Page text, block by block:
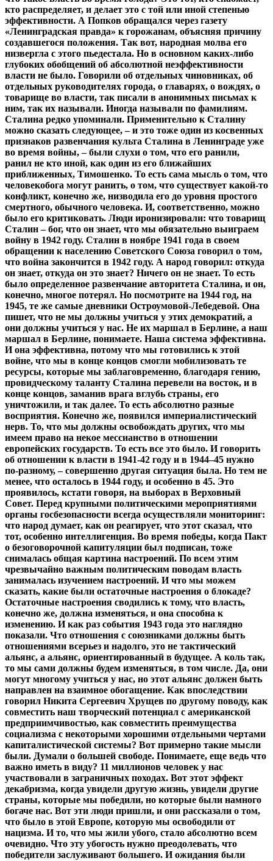
кто распределяет, и делает это с той или иной степенью
эффективности. А Попков обращался через газету
«Ленинградская правда» к горожанам, объясняя причину
создавшегося положения. Так вот, народная молва его
низвергла с этого пьедестала. Но в основном каких-либо
глубоких обобщений об абсолютной неэффективности
власти не было. Говорили об отдельных чиновниках, об
отдельных руководителях города, о главарях, о вождях, о
товарище во власти, так писали в анонимных письмах к
ним, так их называли. Иногда называли по фамилиям.
Сталина редко упоминали. Применительно к Сталину
можно сказать следующее, – и это тоже один из косвенных
признаков развенчания культа Сталина в Ленинграде уже
во время войны, – были слухи о том, что его ранили,
ранил не кто иной, как один из его ближайших
приближенных, Тимошенко. То есть сама мысль о том, что
человекобога могут ранить, о том, что существует какой-то
конфликт, конечно же, низводила его до уровня простого
смертного, обычного человека. И, соответственно, можно
было его критиковать. Люди иронизировали: что товарищ
Сталин – бог, что он знает, что мы обязательно выиграем
войну в 1942 году. Сталин в ноябре 1941 года в своем
обращении к населению Советского Союза говорил о том,
что война закончится в 1942 году. А народ говорил: откуда
он знает, откуда он это знает? Ничего он не знает. То есть
было определенное развенчание авторитета Сталина, и он,
конечно, многое потерял. Но посмотрите на 1944 год, на
1945, те же самые дневники Остроумовой-Лебедевой. Она
пишет, что не мы должны учиться у этих демократий, а
они должны учиться у нас. Не их маршал в Берлине, а наш
маршал в Берлине, понимаете. Наша система эффективна.
И она эффективна, потому что мы готовились к этой
войне, что мы в конце концов смогли мобилизовать те
ресурсы, которые мы заблаговременно, благодаря гению,
провидческому таланту Сталина перевели на восток, и в
конце концов, заманив врага вглубь страны, его
уничтожили, и так далее. То есть абсолютно разные
восприятия. Конечно же, появился империалистический
нерв. То, что мы должны освобождать других, что мы
имеем право на некое мессианство в отношении
европейских государств. То есть все это было. И говорить
об отношении к власти в 1941-42 году и в 1944–45 нужно
по-разному, – совершенно другая ситуация была. Но тем не
менее, что осталось в 1944 году, и особенно в 45. Это
проявилось, кстати говоря, на выборах в Верховный
Совет. Перед крупными политическими мероприятиями
органы госбезопасности всегда осуществляли мониторинг:
что народ думает, как он реагирует, что этот сказал, что
тот, особенно интеллигенция. Во время победы, когда Пакт
о безоговорочной капитуляции был подписан, тоже
снималась общая картина настроений. По всем этим
чрезвычайно важным политическим поводам власть
занималась изучением настроений. И что мы можем
сказать, какие были остаточные настроения о блокаде?
Остаточные настроения сводились к тому, что власть,
конечно же, должна изменяться, и она способна к
изменению. И как раз события 1943 года это наглядно
показали. Что отношения с союзниками должны быть
отношениями всерьез и надолго, это не тактический
альянс, а альянс, ориентированный в будущее. А коль так,
то мы сами должны будем изменяться, в том числе. Да, они
могут многому учиться у нас, но этот альянс должен быть
направлен на взаимное обогащение. Как впоследствии
говорил Никита Сергеевич Хрущев по другому поводу, как
совместить наш творческий потенциал с американской
предприимчивостью, как совместить преимущества
социализма с некоторыми хорошими отдельными чертами
капиталистической системы? Вот примерно такие мысли
были. Думали о большей свободе. Понимаете, еще ведь что
важно иметь в виду? 11 миллионов человек у нас
участвовали в заграничных походах. Вот этот эффект
декабризма, когда увидели другую жизнь, увидели другие
страны, которые мы победили, но которые были намного
богаче нас. Вот эти люди пришли, и они рассказали о том,
что было в этой Европе, которую мы освободили от
нацизма. И то, что мы жили убого, стало абсолютно всем
очевидно. Что эту убогость нужно преодолевать, что
победители заслуживают большего. И ожидания были